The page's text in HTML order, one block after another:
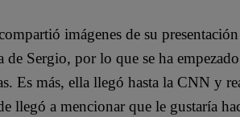
imágenes de su
de Sergio, por lo que se ha
Es más, ella llegó hasta la CNN y
llegó a mencionar que le gustaría